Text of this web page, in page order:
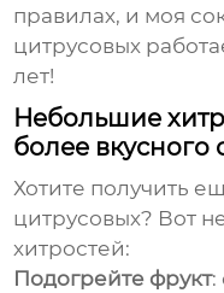
правилах, и моя
цитрусовых
лет!
Небольшие
более вкусного
Хотите получить
цитрусовых? Вот
хитростей:
Подогрейте фрукт: